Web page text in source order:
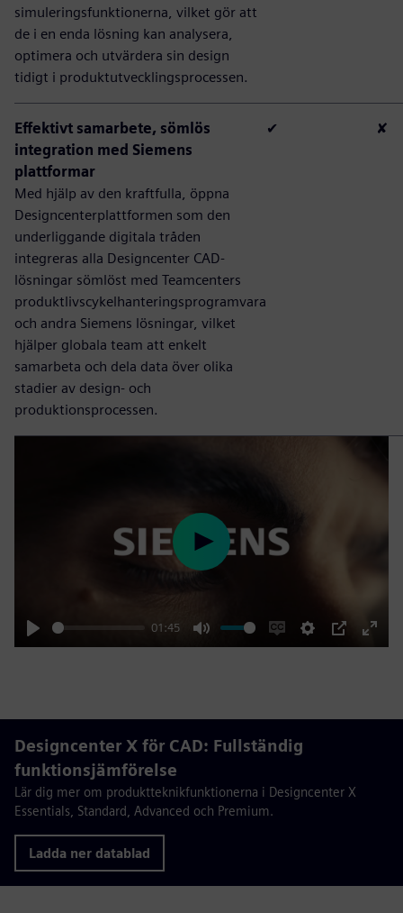
simuleringsfunktionerna, vilket gör att
de i en enda lösning kan analysera,
optimera och utvärdera sin design
tidigt i produktutvecklingsprocessen.
Effektivt samarbete, sömlös
integration med Siemens
plattformar
Med hjälp av den kraftfulla, öppna
Designcenterplattformen som den
underliggande digitala tråden
integreras alla Designcenter CAD-
lösningar sömlöst med Teamcenters
produktlivscykelhanteringsprogramvara
och andra Siemens lösningar, vilket
hjälper globala team att enkelt
samarbeta och dela data över olika
stadier av design- och
produktionsprocessen.
✔ ✘
Play
01:45
Mute
EnableSettings
PIP
Enter
Play
Designcenter X för CAD: Fullständig
funktionsjämförelse
Lär dig mer om produktteknikfunktionerna i Designcenter X
Essentials, Standard, Advanced och Premium.
Ladda ner datablad